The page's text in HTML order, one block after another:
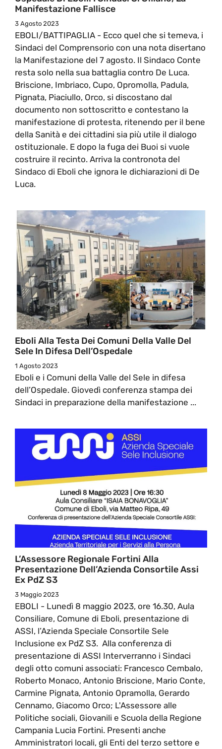
Manifestazione Fallisce
3 Agosto 2023
EBOLI/BATTIPAGLIA - Ecco quel che si temeva, i
Sindaci del Comprensorio con una nota disertano
la Manifestazione del 7 agosto. Il Sindaco Conte
resta solo nella sua battaglia contro De Luca.
Briscione, Imbriaco, Cupo, Opromolla, Padula,
Pignata, Piaciullo, Orco, si discostano dal
documento non sottoscritto e contestano la
manifestazione di protesta, ritenendo per il bene
della Sanità e dei cittadini sia più utile il dialogo
ostituzionale. E dopo la fuga dei Buoi si vuole
costruire il recinto. Arriva la contronota del
Sindaco di Eboli che ignora le dichiarazioni di De
Luca.
Eboli Alla Testa Dei Comuni Della Valle Del
Sele In Difesa Dell’Ospedale
1 Agosto 2023
Eboli e i Comuni della Valle del Sele in difesa
dell’Ospedale. Giovedì conferenza stampa dei
Sindaci in preparazione della manifestazione ...
L’Assessore Regionale Fortini Alla
Presentazione Dell’Azienda Consortile Assi
Ex PdZ S3
3 Maggio 2023
EBOLI - Lunedì 8 maggio 2023, ore 16.30, Aula
Consiliare, Comune di Eboli, presentazione di
ASSI, l’Azienda Speciale Consortile Sele
Inclusione ex PdZ S3. Alla conferenza di
presentazione di ASSI Interverranno i Sindaci
degli otto comuni associati: Francesco Cembalo,
Roberto Monaco, Antonio Briscione, Mario Conte,
Carmine Pignata, Antonio Opramolla, Gerardo
Cennamo, Giacomo Orco; L'Assessore alle
Politiche sociali, Giovanili e Scuola della Regione
Campania Lucia Fortini. Presenti anche
Amministratori locali, gli Enti del terzo settore e